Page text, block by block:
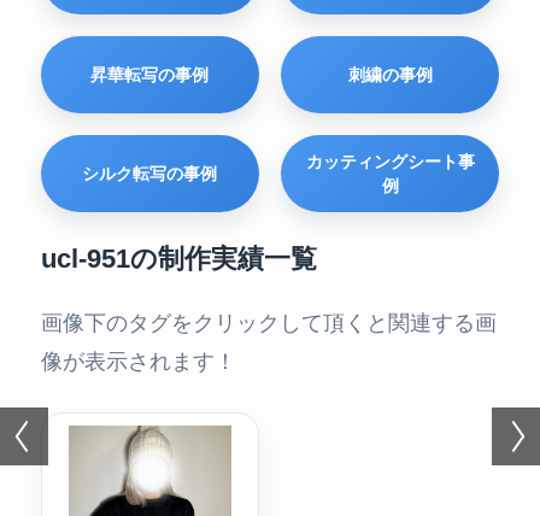
昇華転写の事例 刺繍の事例
シルク転写の事例
カッティングシート事
例
ucl-951の制作実績一覧
画像下のタグをクリックして頂くと関連する画
像が表示されます！